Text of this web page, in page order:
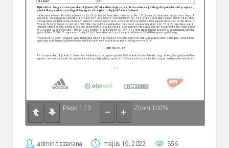
Page 1 / 3 Zoom 100%
admin.tiszanana május 19, 2022 356